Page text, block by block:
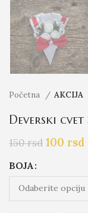
Početna AKCIJA
Deverski
150rsd 100 rsd
BOJA